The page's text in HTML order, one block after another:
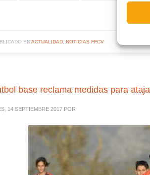
EN ACTUALIDAD, NOTICIAS FFCV
base reclama medidas para
14 SEPTIEMBRE 2017 POR